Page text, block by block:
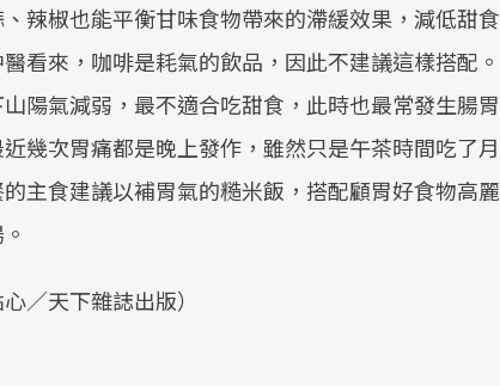
Mute
辣椒也能平衡甘味食物帶來的滯緩效果，減低甜食
看來，咖啡是耗氣的飲品，因此不建議這樣搭配。
陽氣減弱，最不適合吃甜食，此時也最常發生腸胃
幾次胃痛都是晚上發作，雖然只是午茶時間吃了月
主食建議以補胃氣的糙米飯，搭配顧胃好食物高麗
／天下雜誌出版）